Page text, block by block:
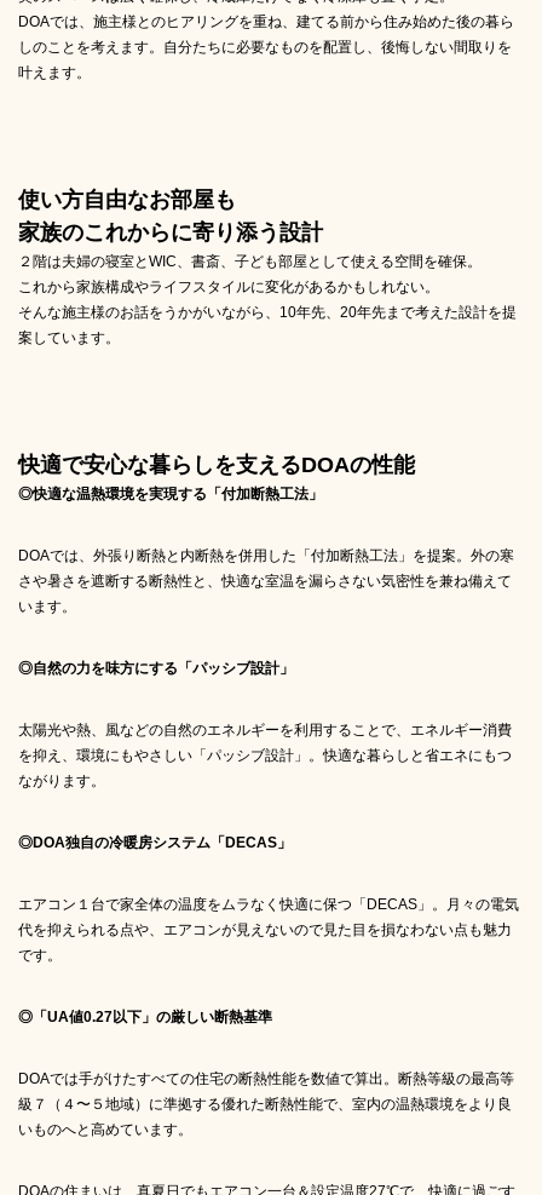
DOAでは、施主様とのヒアリングを重ね、建てる前から住み始めた後の暮ら
しのことを考えます。自分たちに必要なものを配置し、後悔しない間取りを
叶えます。
使い方自由なお部屋も
家族のこれからに寄り添う設計
２階は夫婦の寝室とWIC、書斎、子ども部屋として使える空間を確保。
これから家族構成やライフスタイルに変化があるかもしれない。
そんな施主様のお話をうかがいながら、10年先、20年先まで考えた設計を提
案しています。
快適で安心な暮らしを支えるDOAの性能
◎快適な温熱環境を実現する「付加断熱工法」
DOAでは、外張り断熱と内断熱を併用した「付加断熱工法」を提案。外の寒
さや暑さを遮断する断熱性と、快適な室温を漏らさない気密性を兼ね備えて
います。
◎自然の力を味方にする「パッシブ設計」
太陽光や熱、風などの自然のエネルギーを利用することで、エネルギー消費
を抑え、環境にもやさしい「パッシブ設計」。快適な暮らしと省エネにもつ
ながります。
◎DOA独自の冷暖房システム「DECAS」
エアコン１台で家全体の温度をムラなく快適に保つ「DECAS」。月々の電気
代を抑えられる点や、エアコンが見えないので見た目を損なわない点も魅力
です。
◎「UA値0.27以下」の厳しい断熱基準
DOAでは手がけたすべての住宅の断熱性能を数値で算出。断熱等級の最高等
級７（４〜５地域）に準拠する優れた断熱性能で、室内の温熱環境をより良
いものへと高めています。
DOAの住まいは、真夏日でもエアコン一台＆設定温度27℃で、快適に過ごす